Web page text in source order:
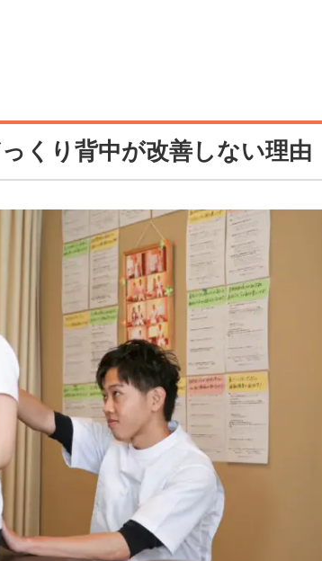
くり背中が改善しない理由